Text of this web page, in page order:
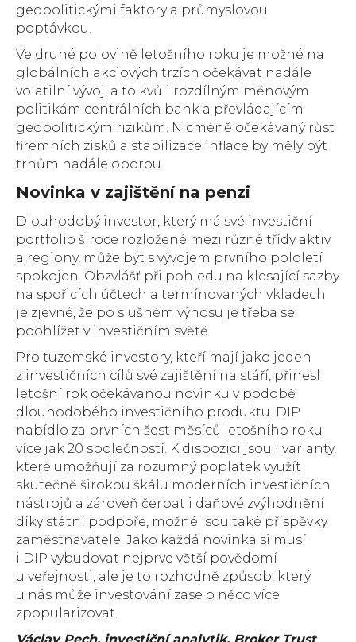
geopolitickými faktory a průmyslovou
poptávkou.
Ve druhé polovině letošního roku je možné na
globálních akciových trzích očekávat nadále
volatilní vývoj, a to kvůli rozdílným měnovým
politikám centrálních bank a převládajícím
geopolitickým rizikům. Nicméně očekávaný růst
firemních zisků a stabilizace inflace by měly být
trhům nadále oporou.
Novinka v zajištění na penzi
Dlouhodobý investor, který má své investiční
portfolio široce rozložené mezi různé třídy aktiv
a regiony, může být s vývojem prvního pololetí
spokojen. Obzvlášť při pohledu na klesající sazby
na spořicích účtech a termínovaných vkladech
je zjevné, že po slušném výnosu je třeba se
poohlížet v investičním světě.
Pro tuzemské investory, kteří mají jako jeden
z investičních cílů své zajištění na stáří, přinesl
letošní rok očekávanou novinku v podobě
dlouhodobého investičního produktu. DIP
nabídlo za prvních šest měsíců letošního roku
více jak 20 společností. K dispozici jsou i varianty,
které umožňují za rozumný poplatek využít
skutečně širokou škálu moderních investičních
nástrojů a zároveň čerpat i daňové zvýhodnění
díky státní podpoře, možné jsou také příspěvky
zaměstnavatele. Jako každá novinka si musí
i DIP vybudovat nejprve větší povědomí
u veřejnosti, ale je to rozhodně způsob, který
u nás může investování zase o něco více
zpopularizovat.